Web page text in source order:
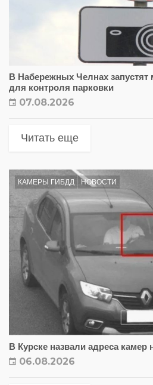
В Набережных Челнах
для контроля парковки
07.08.2026
Читать еще
КАМЕРЫ ГИБДД НОВОСТИ
В Курске назвали адреса камер
06.08.2026